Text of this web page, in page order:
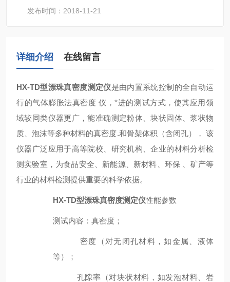
发布时间：2018-11-21
详细介绍 在线留言
HX-TD型漂珠真密度测定仪是由内置系统控制的全自动运
行的气体膨胀法真密度 仪 ，*进的测试方式，使其应用领
域较同类仪器更广，能准确测定粉体、块状固体、浆状物
质、泡沫等多种材料的真密度.和骨架体积（含闭孔）， 该
仪器广泛应用于高等院校、研究机构、企业的材料分析检
测实验室，为食品安全、新能源、新材料、环保 、矿产等
行业的材料检测提供重要的科学依据。
HX-TD型漂珠真密度测定仪性能参数
测试内容 ： 真密度；
密度（对无闭孔材料，如金属、液体
等）；
孔隙率（对块状材料，如发泡材料、岩